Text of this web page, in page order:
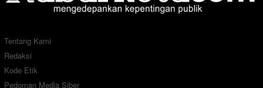
Tentang Kami
Redaksi
Kode Etik
Pedoman Media Siber